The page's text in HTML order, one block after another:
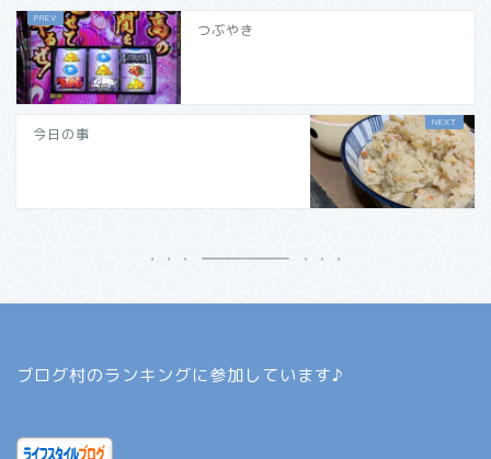
つぶやき
今日の事
ブログ村のランキングに参加しています♪